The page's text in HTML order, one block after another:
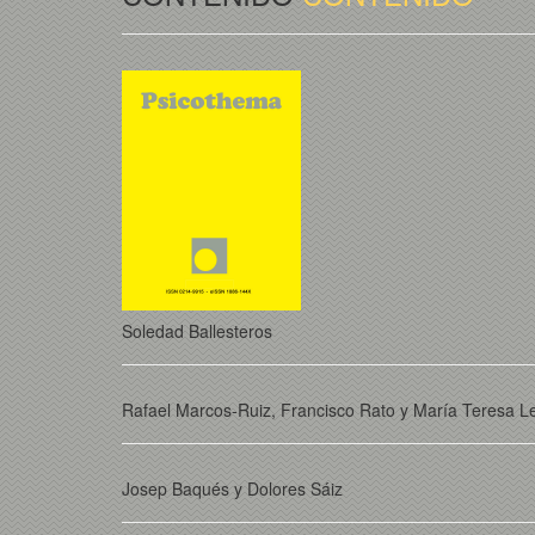
Soledad Ballesteros
Rafael Marcos-Ruiz, Francisco Rato y María Teresa
Josep Baqués y Dolores Sáiz